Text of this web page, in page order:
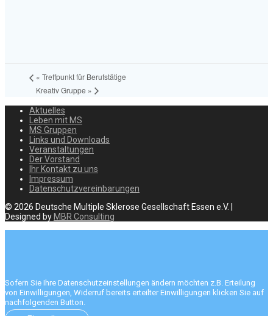
« Treffpunkt für Berufstätige
Kreativ Gruppe »
Aktuelles
Leben mit MS
MS Gruppen
Links und Downloads
Veranstaltungen
Der Vorstand
Ihr Kontakt zu uns
Impressum
Datenschutzvereinbarungen
© 2026 Deutsche Multiple Sklerose Gesellschaft Essen e.V. |
Designed by MBR Consulting
Sofern Sie Ihre Datenschutzeinstellungen ändern möchten z.B. Erteilung
von Einwilligungen, Widerruf bereits erteilter Einwilligungen klicken Sie auf
nachfolgenden Button.